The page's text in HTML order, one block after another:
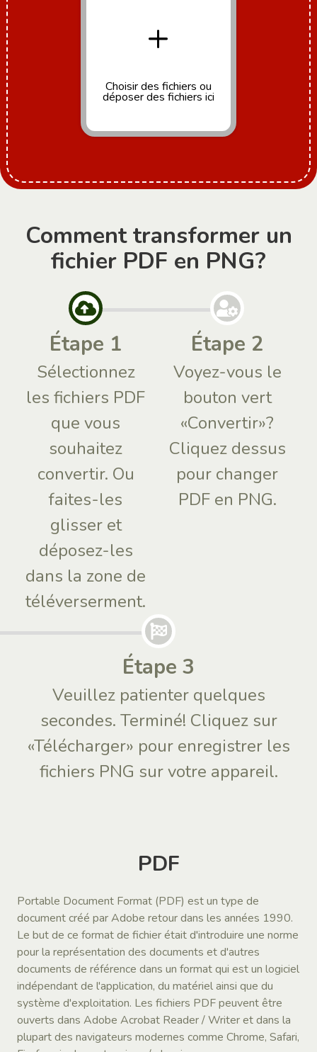
+
Choisir des fichiers ou
déposer des fichiers ici
Comment transformer un
fichier PDF en PNG?
Étape 1
Sélectionnez
les fichiers PDF
que vous
souhaitez
convertir. Ou
faites-les
glisser et
déposez-les
dans la zone de
téléverserment.
Étape 2
Voyez-vous le
bouton vert
«Convertir»?
Cliquez dessus
pour changer
PDF en PNG.
Étape 3
Veuillez patienter quelques
secondes. Terminé! Cliquez sur
«Télécharger» pour enregistrer les
fichiers PNG sur votre appareil.
PDF
Portable Document Format (PDF) est un type de
document créé par Adobe retour dans les années 1990.
Le but de ce format de fichier était d'introduire une norme
pour la représentation des documents et d'autres
documents de référence dans un format qui est un logiciel
indépendant de l'application, du matériel ainsi que du
système d'exploitation. Les fichiers PDF peuvent être
ouverts dans Adobe Acrobat Reader / Writer et dans la
plupart des navigateurs modernes comme Chrome, Safari,